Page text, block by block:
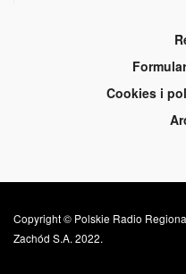
Cookies i
Copyright © Polskie Radio
Zachód S.A. 2022.